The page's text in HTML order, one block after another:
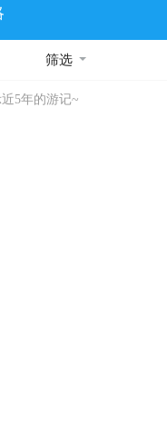
筛选
5年的游记~